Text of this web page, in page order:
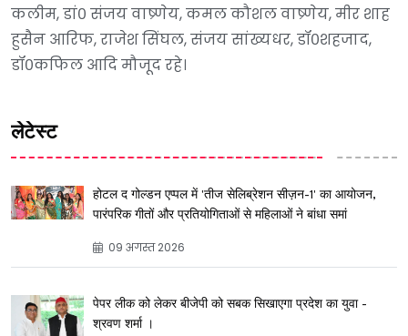
कलीम, डां० संजय वाष्र्णेय, कमल कौशल वाष्र्णेय, मीर शाह
हुसैन आरिफ, राजेश सिंघल, संजय सांख्यधर, डॉ०शहजाद,
डॉ०कफिल आदि मौजूद रहे।
लेटेस्ट
होटल द गोल्डन एप्पल में 'तीज सेलिब्रेशन सीज़न-1' का आयोजन,
पारंपरिक गीतों और प्रतियोगिताओं से महिलाओं ने बांधा समां
09 अगस्त 2026
पेपर लीक को लेकर बीजेपी को सबक सिखाएगा प्रदेश का युवा -
श्रवण शर्मा ।